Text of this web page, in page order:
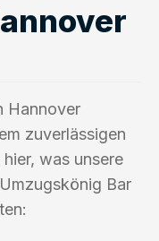
Hannover
zuverlässigen
was unsere
Bar